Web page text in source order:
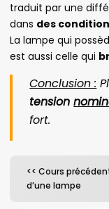
traduit par une
dans des
La lampe qui
est aussi celle qui
Conclusion :
tension
fort.
<< Cours
d’une lampe